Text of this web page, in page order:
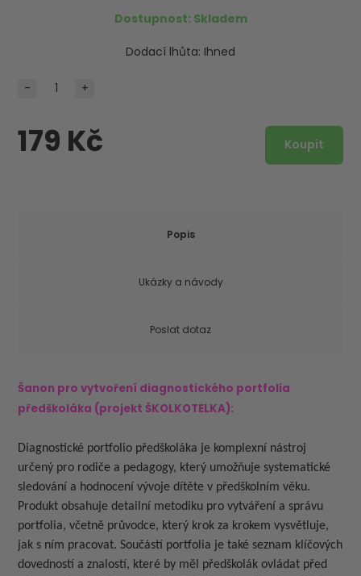
Dostupnost: Skladem
Dodací lhůta: Ihned
179 Kč
- +
Popis
Ukázky a návody
Poslat dotaz
Šanon pro vytvoření diagnostického portfolia
předškoláka (projekt ŠKOLKOTELKA):
Diagnostické portfolio předškoláka je komplexní nástroj
určený pro rodiče a pedagogy, který umožňuje systematické
sledování a hodnocení vývoje dítěte v předškolním věku.
Produkt obsahuje detailní metodiku pro vytváření a správu
portfolia, včetně průvodce, který krok za krokem vysvětluje,
jak s ním pracovat. Součástí portfolia je také seznam klíčových
dovedností a znalostí, které by měl předškolák ovládat před